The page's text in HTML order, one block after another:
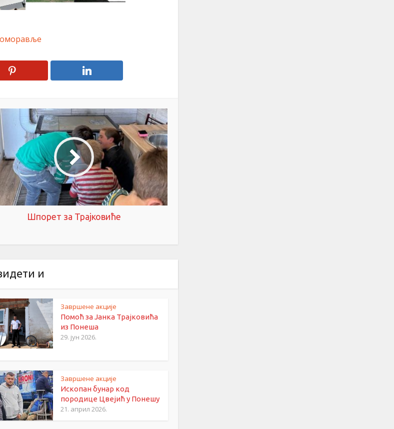
Шпорет за Трајковиће
и
Завршене акције
Помоћ за Јанка Трајковића
из Понеша
29. јун 2026.
Завршене акције
Ископан бунар код
породице Цвејић у Понешу
21. април 2026.